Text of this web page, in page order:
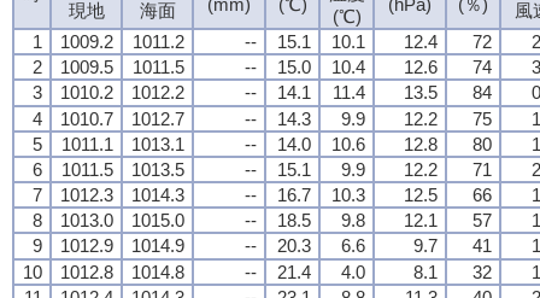
(℃)
現地
海面
風
1
1009.2 1011.2 -- 15.1 10.1 12.4 72
2
1009.5 1011.5 -- 15.0 10.4 12.6 74
3
1010.2 1012.2 -- 14.1 11.4 13.5 84
4
1010.7 1012.7 -- 14.3 9.9 12.2 75
5
1011.1 1013.1 -- 14.0 10.6 12.8 80
6
1011.5 1013.5 -- 15.1 9.9 12.2 71
7
1012.3 1014.3 -- 16.7 10.3 12.5 66
8
1013.0 1015.0 -- 18.5 9.8 12.1 57
9
1012.9 1014.9 -- 20.3 6.6 9.7 41
10
1012.8 1014.8 -- 21.4 4.0 8.1 32